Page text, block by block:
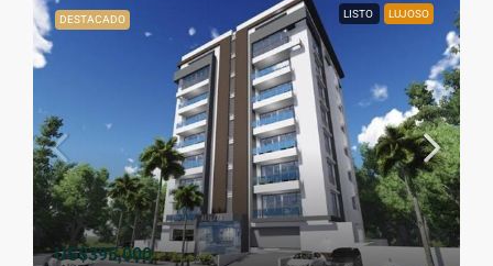
DESTACADO LISTO LUJOSO
US$395,000